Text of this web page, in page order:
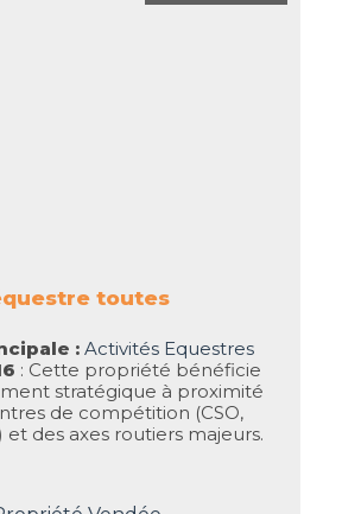
toutes
: Activités Equestres
: Cette propriété bénéficie
stratégique à proximité
de compétition (CSO,
et des axes routiers majeurs.